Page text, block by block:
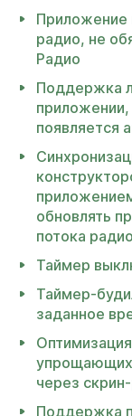
радио, не
Радио
Поддержка
появляется
обновлять
потока радио
Таймер
Таймер-
заданное
упрощающих
через
Поддержка